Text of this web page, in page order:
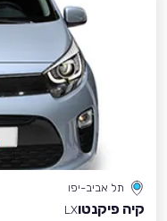
תל אביב-יפו
קיה פיקנטוLX